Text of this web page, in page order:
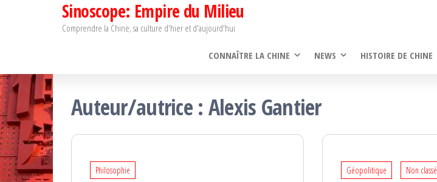
Sinoscope: Empire du Milieu
Comprendre la Chine, sa culture d'hier et d'aujourd'hui
CONNAÎTRE LA CHINE NEWS HISTOIRE DE CHINE
Auteur/autrice : Alexis Gantier
Philosophie Géopolitique Non classé